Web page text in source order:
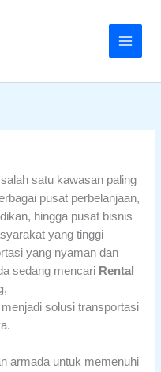
satu kawasan paling
pusat perbelanjaan,
hingga pusat bisnis
yang tinggi
yang nyaman dan
sedang mencari Rental
,
solusi transportasi
armada untuk memenuhi